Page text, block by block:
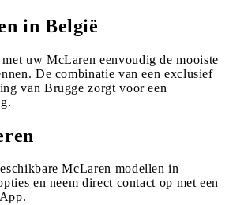
in België
uw McLaren eenvoudig de mooiste
De combinatie van een exclusief
van Brugge zorgt voor een
McLaren modellen in
en neem direct contact op met een